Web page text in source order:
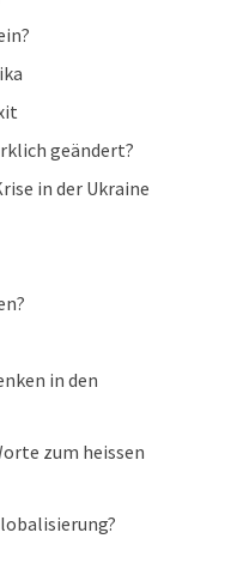
geändert?
in der Ukraine
in den
zum heissen